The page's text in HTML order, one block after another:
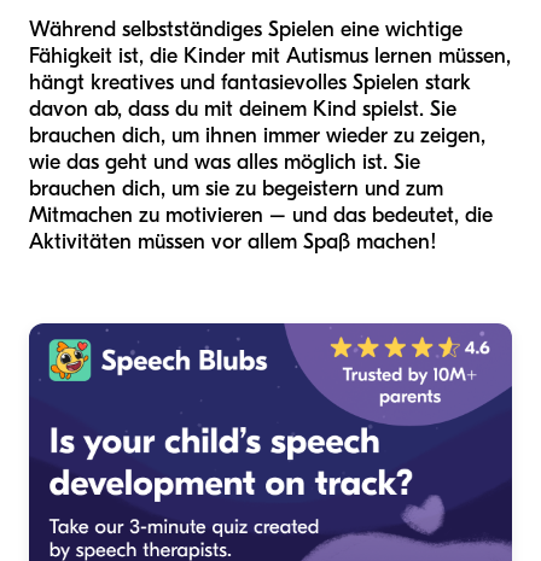
Während selbstständiges Spielen eine wichtige
Fähigkeit ist, die Kinder mit Autismus lernen müssen,
hängt kreatives und fantasievolles Spielen stark
davon ab, dass du mit deinem Kind spielst. Sie
brauchen dich, um ihnen immer wieder zu zeigen,
wie das geht und was alles möglich ist. Sie
brauchen dich, um sie zu begeistern und zum
Mitmachen zu motivieren – und das bedeutet, die
Aktivitäten müssen vor allem Spaß machen!